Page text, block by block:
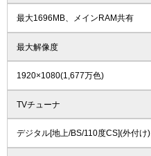
最大1696MB、メインRAM共有
最大解像度
1920×1080(1,677万色)
TVチューナ
デジタル[地上/BS/110度CS](外付け)